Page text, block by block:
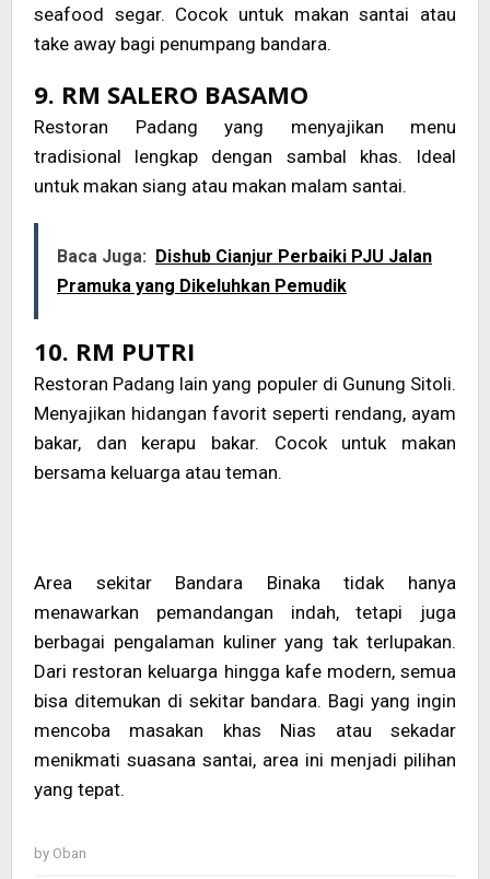
seafood segar. Cocok untuk makan santai atau
take away bagi penumpang bandara.
9. RM SALERO BASAMO
Restoran Padang yang menyajikan menu
tradisional lengkap dengan sambal khas. Ideal
untuk makan siang atau makan malam santai.
Baca Juga:
Dishub Cianjur Perbaiki PJU Jalan
Pramuka yang Dikeluhkan Pemudik
10. RM PUTRI
Restoran Padang lain yang populer di Gunung Sitoli.
Menyajikan hidangan favorit seperti rendang, ayam
bakar, dan kerapu bakar. Cocok untuk makan
bersama keluarga atau teman.
Area sekitar Bandara Binaka tidak hanya
menawarkan pemandangan indah, tetapi juga
berbagai pengalaman kuliner yang tak terlupakan.
Dari restoran keluarga hingga kafe modern, semua
bisa ditemukan di sekitar bandara. Bagi yang ingin
mencoba masakan khas Nias atau sekadar
menikmati suasana santai, area ini menjadi pilihan
yang tepat.
by Oban